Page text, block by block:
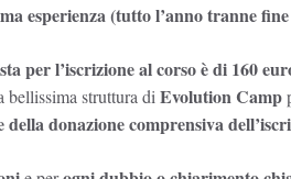
esperienza (tutto l’anno tranne
per l’iscrizione al corso è di 160
bellissima struttura di Evolution Camp
della donazione comprensiva